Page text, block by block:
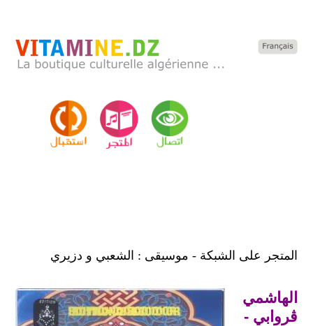
المتجر على الشبكة - موسيقى : الشعبي و دزيري
الهاشمي
ڨروابي -